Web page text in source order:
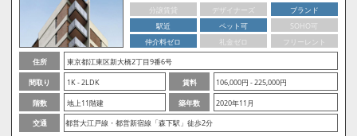
分譲賃貸
デザイナーズ
ブランド
駅近
ペット可
SOHO可
仲介料ゼロ
礼金ゼロ
フリーレント
住所
東京都江東区新大橋2丁目9番6号
間取り
1K - 2LDK 賃料
106,000円 - 225,000円
階数
地上11階建 築年数
2020年11月
交通
都営大江戸線・都営新宿線「森下駅」徒歩2分